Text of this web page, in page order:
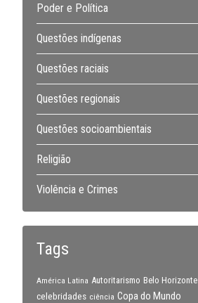
Poder e Política
Questões indígenas
Questões raciais
Questões regionais
Questões socioambientais
Religião
Violência e Crimes
Tags
América Latina Autoritarismo Belo Horizonte
celebridades ciência Copa do Mundo